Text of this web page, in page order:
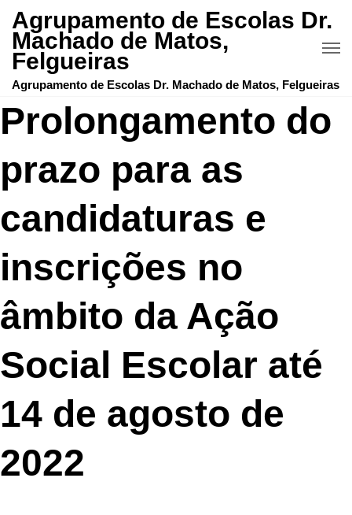
Agrupamento de Escolas Dr.
Machado de Matos,
Felgueiras
Agrupamento de Escolas Dr. Machado de Matos, Felgueiras
Prolongamento do
prazo para as
candidaturas e
inscrições no
âmbito da Ação
Social Escolar até
14 de agosto de
2022